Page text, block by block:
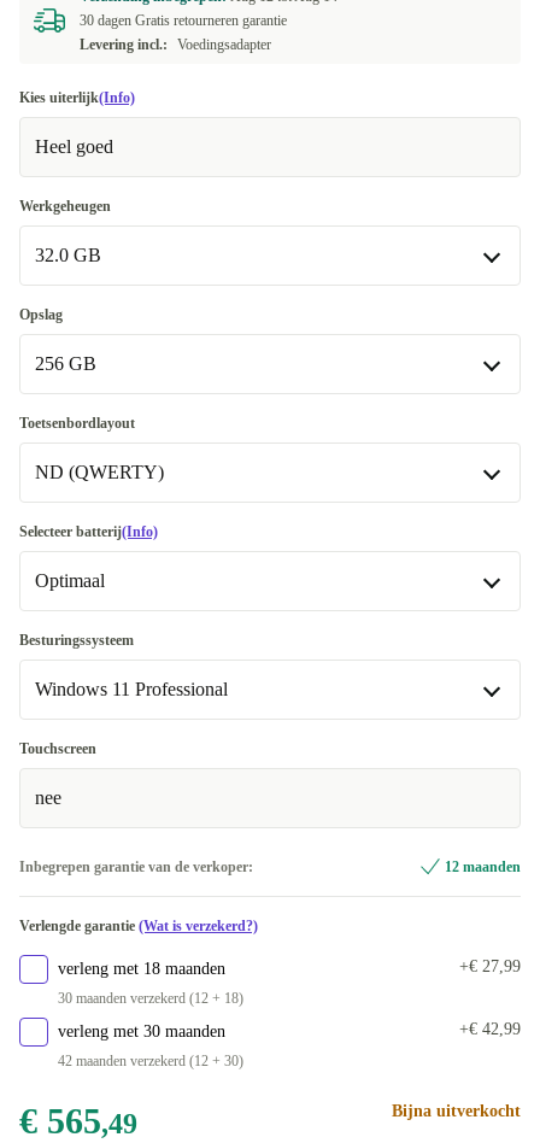
30 dagen Gratis retourneren garantie
Levering incl.:
Voedingsadapter
Kies uiterlijk(Info)
Heel goed
Werkgeheugen
32.0 GB
32.0 GB
Beschikbaar in andere configuraties
8.0 GB
64.0 GB
Opslag
256 GB
256 GB
512 GB +€ 84
1000 GB
2000 GB +€ 263,50
Toetsenbordlayout
ND (QWERTY)
ND (QWERTY)
Beschikbaar in andere configuraties
BE (AZERTY)
PT (QWERTY)
UK (QWERTY)
IT (QWERTY)
CZ (QWERTZ)
DE (QWERTZ) -€ 65,49
Selecteer batterij(Info)
Optimaal
Optimaal
Beschikbaar in andere configuraties
Nieuw
Besturingssysteem
Windows 11 Professional
Windows 11 Professional
Beschikbaar in andere configuraties
Windows 11 Home
Touchscreen
nee
Inbegrepen garantie van de verkoper: 12 maanden
Verlengde garantie (Wat is verzekerd?)
verleng met 18 maanden
30 maanden verzekerd (12 + 18)
+€ 27,99
verleng met 30 maanden
42 maanden verzekerd (12 + 30)
+€ 42,99
€ 565,49 Bijna uitverkocht